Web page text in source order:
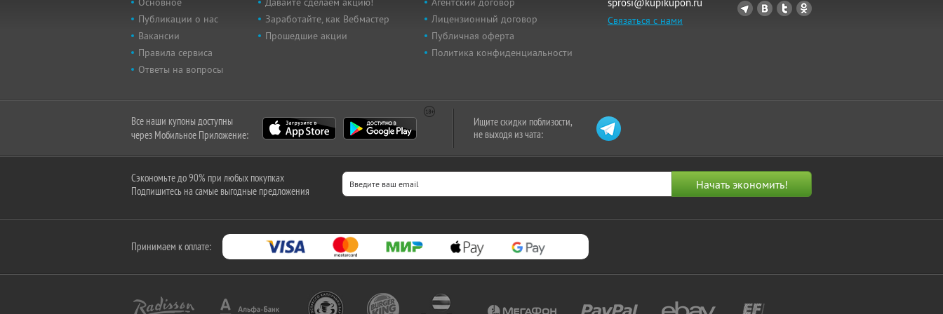
Публикации о нас
Вакансии
Правила сервиса
Ответы на вопросы
Заработайте, как Вебмастер
Прошедшие акции
Лицензионный договор
Публичная оферта
Политика конфиденциальности
Связаться с нами
Все наши купоны доступны
через Мобильное Приложение:
Ищите скидки поблизости,
не выходя из чата:
Сэкономьте до 90% при любых покупках
Подпишитесь на самые выгодные предложения
Принимаем к оплате: